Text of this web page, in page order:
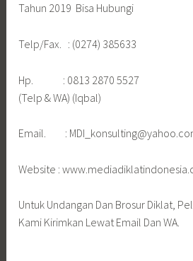
Tahun 2019 Bisa Hubungi
Telp/Fax. : (0274) 385633
Hp. : 0813 2870 5527
(Telp & WA) (Iqbal)
Email. :
Website :
Untuk Undangan Dan Brosur Diklat,
Kami Kirimkan Lewat Email Dan WA.